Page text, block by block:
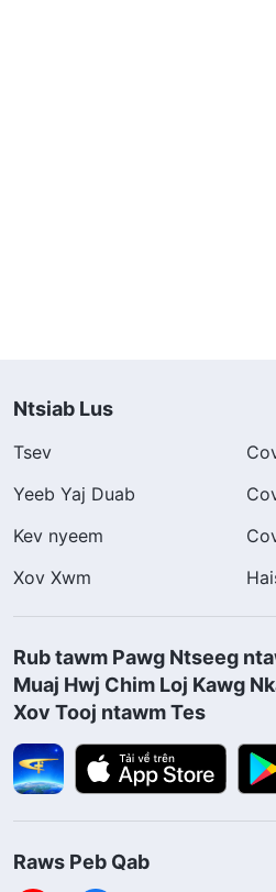
Ntsiab Lus
Tsev
Yeeb Yaj Duab
Kev nyeem
Xov Xwm
Rub tawm Pawg Ntseeg
Muaj Hwj Chim Loj Kawg
Xov Tooj ntawm Tes
Raws Peb Qab